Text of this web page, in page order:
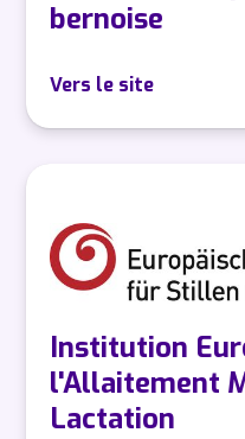
bernoise
Vers le site
Institution
l'Allaitement
Lactation